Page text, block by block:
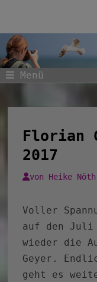
springen
Menü
Florian
2017
von Heike Nöth
Voller
auf den Juli
wieder die
Geyer.
geht es